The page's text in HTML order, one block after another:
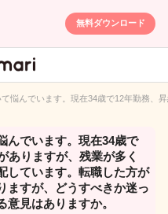
無料ダウンロード
名QA
悩んでいます。現在34歳で12年勤務、
んでいます。現在34歳で
ありますが、残業が多く
しています。転職した方が
ますが、どうすべきか迷っ
見はありますか。